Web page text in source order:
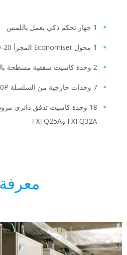
18 وحدة كاسيت تدفق دائري مزودة بتقنية
معرفة